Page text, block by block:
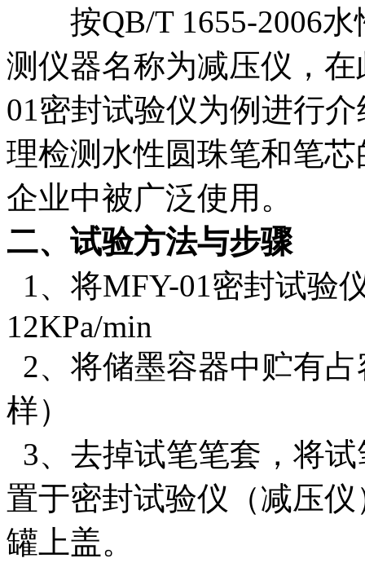
按QB/T 1655-2006水
测仪器名称为减压仪，
01密封试验仪为例进行
理检测水性圆珠笔和笔
企业中被广泛使用。
二、试验方法与步骤
1、将MFY-01密封试验
12KPa/min
2、将储墨容器中贮有
样）
3、去掉试笔笔套，将
置于密封试验仪（减压
罐上盖。